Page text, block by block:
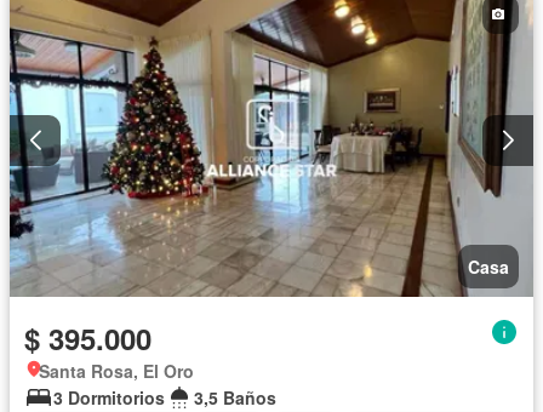
Parcialmente amoblado
Casa
$ 395.000
Santa Rosa, El Oro
3 Dormitorios
3,5 Baños